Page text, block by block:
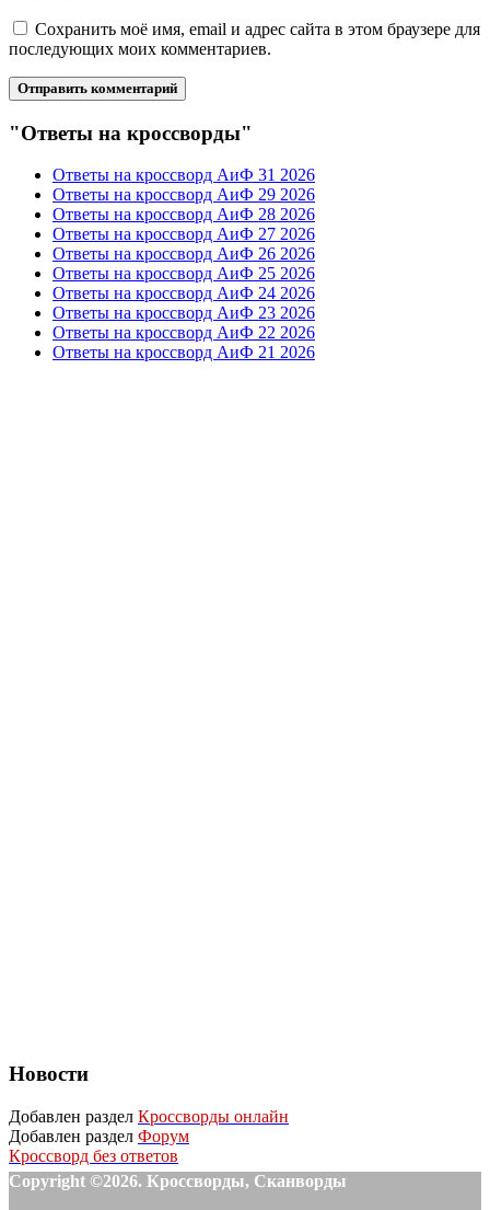
Сохранить моё имя, email и адрес сайта в этом браузере для
последующих моих комментариев.
"Ответы на кроссворды"
Ответы на кроссворд АиФ 31 2026
Ответы на кроссворд АиФ 29 2026
Ответы на кроссворд АиФ 28 2026
Ответы на кроссворд АиФ 27 2026
Ответы на кроссворд АиФ 26 2026
Ответы на кроссворд АиФ 25 2026
Ответы на кроссворд АиФ 24 2026
Ответы на кроссворд АиФ 23 2026
Ответы на кроссворд АиФ 22 2026
Ответы на кроссворд АиФ 21 2026
Новости
Добавлен раздел Кроссворды онлайн
Добавлен раздел Форум
Кроссворд без ответов
Copyright ©2026. Кроссворды, Сканворды